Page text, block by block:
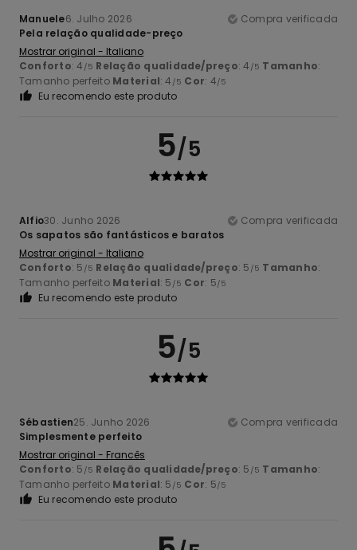
Manuele6. Julho 2026
Compra verificada
Pela relação qualidade-preço
Mostrar original - Italiano
Conforto: 4 /5 Relação qualidade/preço: 4 /5 Tamanho:
Tamanho perfeito Material: 4 /5 Cor: 4/5
Eu recomendo este produto
5/5
Alfio30. Junho 2026
Compra verificada
Os sapatos são fantásticos e baratos
Mostrar original - Italiano
Conforto: 5 /5 Relação qualidade/preço: 5 /5 Tamanho:
Tamanho perfeito Material: 5 /5 Cor: 5/5
Eu recomendo este produto
5/5
Sébastien25. Junho 2026
Compra verificada
Simplesmente perfeito
Mostrar original - Francês
Conforto: 5 /5 Relação qualidade/preço: 5 /5 Tamanho:
Tamanho perfeito Material: 5 /5 Cor: 5/5
Eu recomendo este produto